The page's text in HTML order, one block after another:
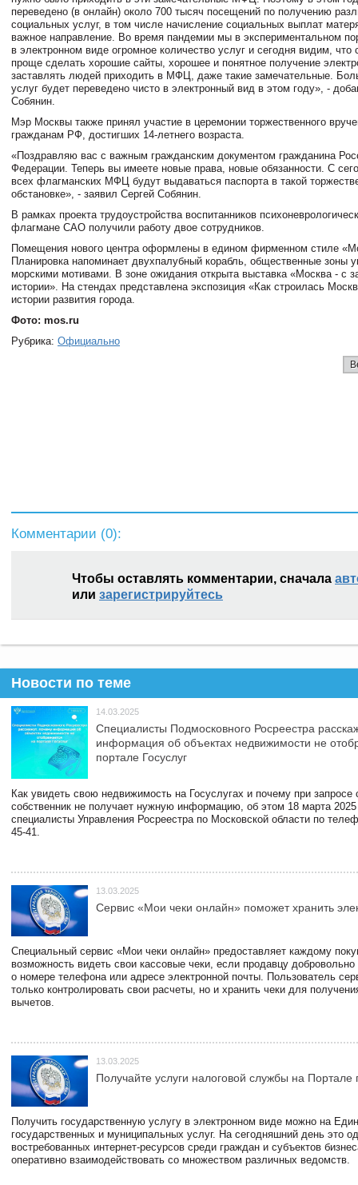
переведено (в онлайн) около 700 тысяч посещений по получению
социальных услуг, в том числе начисление социальных выплат
важное направление. Во время пандемии мы в экспериментальном
в электронном виде огромное количество услуг и сегодня видим, что
проще сделать хорошие сайты, хорошее и понятное получение
заставлять людей приходить в МФЦ, даже такие замечательные.
услуг будет переведено чисто в электронный вид в этом году», -
Собянин.
Мэр Москвы также принял участие в церемонии торжественного
гражданам РФ, достигших 14-летнего возраста.
«Поздравляю вас с важным гражданским документом гражданина
Федерации. Теперь вы имеете новые права, новые обязанности. С
всех флагманских МФЦ будут выдаваться паспорта в такой
обстановке», - заявил Сергей Собянин.
В рамках проекта трудоустройства воспитанников
флагмане САО получили работу двое сотрудников.
Помещения нового центра оформлены в едином фирменном стиле
Планировка напоминает двухпалубный корабль, общественные зоны
морскими мотивами. В зоне ожидания открыта выставка «Москва - с
истории». На стендах представлена экспозиция «Как строилась
истории развития города.
Фото: mos.ru
Рубрика: Официально
Комментарии (0):
Чтобы оставлять комментарии, сначала
или зарегистрируйтесь
Новости по теме
14.03.2025
Специалисты Подмосковного Росреестра
информация об объектах недвижимости не
портале Госуслуг
Как увидеть свою недвижимость на Госуслугах и почему при запросе
собственник не получает нужную информацию, об этом 18 марта 2025
специалисты Управления Росреестра по Московской области по
45-41.
13.03.2025
Сервис «Мои чеки онлайн» поможет хранить
Специальный сервис «Мои чеки онлайн» предоставляет каждому
возможность видеть свои кассовые чеки, если продавцу
о номере телефона или адресе электронной почты. Пользователь
только контролировать свои расчеты, но и хранить чеки для
вычетов.
13.03.2025
Получайте услуги налоговой службы на Портале
Получить государственную услугу в электронном виде можно на
государственных и муниципальных услуг. На сегодняшний день это
востребованных интернет-ресурсов среди граждан и субъектов
оперативно взаимодействовать со множеством различных ведомств.